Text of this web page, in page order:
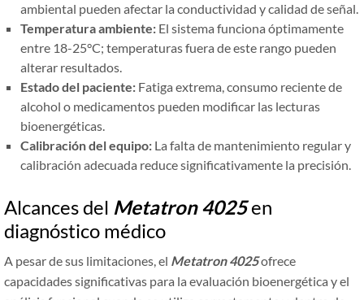
ambiental pueden afectar la conductividad y calidad de señal.
Temperatura ambiente: El sistema funciona óptimamente
entre 18-25°C; temperaturas fuera de este rango pueden
alterar resultados.
Estado del paciente: Fatiga extrema, consumo reciente de
alcohol o medicamentos pueden modificar las lecturas
bioenergéticas.
Calibración del equipo: La falta de mantenimiento regular y
calibración adecuada reduce significativamente la precisión.
Alcances del Metatron 4025en
diagnóstico médico
A pesar de sus limitaciones, el Metatron 4025ofrece
capacidades significativas para la evaluación bioenergética y el